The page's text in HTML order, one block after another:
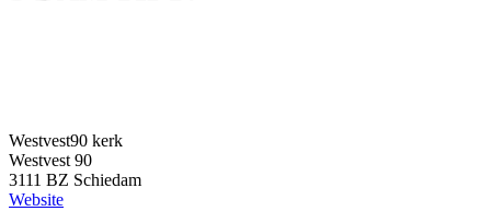
Westvest90 kerk
Westvest 90
3111 BZ Schiedam
Website